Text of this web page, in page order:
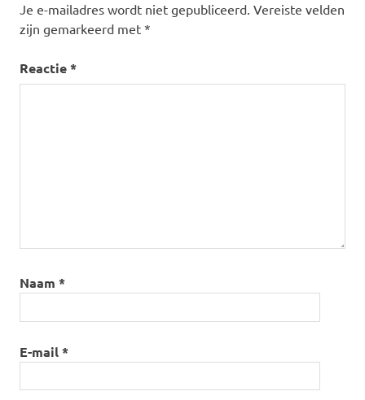
Je e-mailadres wordt niet gepubliceerd. Vereiste velden
zijn gemarkeerd met *
Reactie*
Naam *
E-mail*